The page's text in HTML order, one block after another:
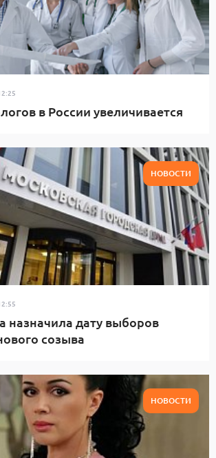
в России увеличивается
НОВОСТИ
назначила дату выборов
созыва
НОВОСТИ